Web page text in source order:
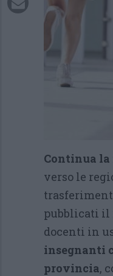
Continua
verso le
pubblicati il
docenti in
insegnanti
provincia,